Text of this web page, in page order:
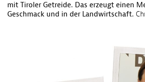
mit Tiroler ­Getreide. Das erzeugt einen
Geschmack und in der Landwirtschaft.